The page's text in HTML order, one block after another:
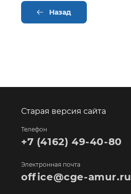
Назад
Старая версия сайта
Телефон
+7 (4162) 49-40-80
Электронная почта
office@cge-amur.ru